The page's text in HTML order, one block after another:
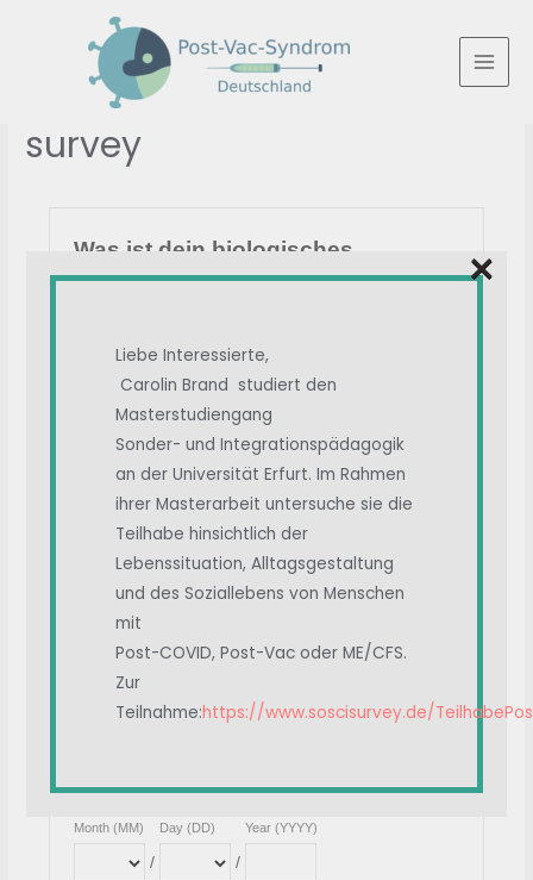
survey
Liebe Interessierte,
Carolin Brand studiert den
Masterstudiengang
Sonder- und Integrationspädagogik
an der Universität Erfurt. Im Rahmen
ihrer Masterarbeit untersuche sie die
Teilhabe hinsichtlich der
Lebenssituation, Alltagsgestaltung
und des Soziallebens von Menschen
mit
Post-COVID, Post-Vac oder ME/CFS.
Zur
Teilnahme:https://www.soscisurvey.de/
×